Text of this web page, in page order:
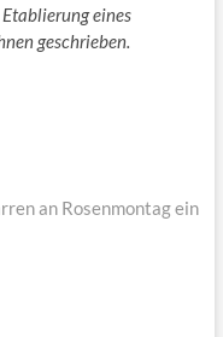
eines
geschrieben.
an Rosenmontag ein